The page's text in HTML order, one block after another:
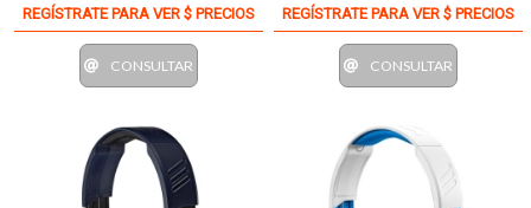
REGÍSTRATE PARA VER $ PRECIOS
CONSULTAR
REGÍSTRATE PARA VER $ PRECIOS
CONSULTAR